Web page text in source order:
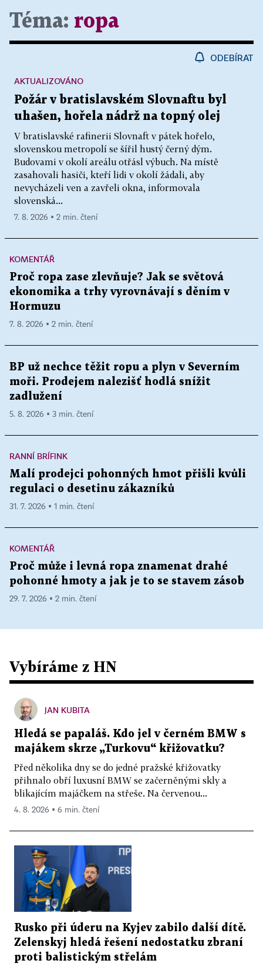
Téma: ropa
ODEBÍRAT
Požár v bratislavském Slovnaftu byl
uhašen, hořela nádrž na topný olej
V bratislavské rafinerii Slovnaft v pátek hořelo,
slovenskou metropolí se šířil hustý černý dým.
Budovami v okolí areálu otřásl výbuch. Na místě
zasahovali hasiči, kteří lidi v okolí žádali, aby
nevycházeli ven a zavřeli okna, informovala
slovenská...
AKTUALIZOVÁNO
7. 8. 2026 ▪ 2 min. čtení
KOMENTÁŘ
Proč ropa zase zlevňuje? Jak se světová
ekonomika a trhy vyrovnávají s děním v
Hormuzu
7. 8. 2026 ▪ 2 min. čtení
BP už nechce těžit ropu a plyn v Severním
moři. Prodejem nalezišť hodlá snížit
zadlužení
5. 8. 2026 ▪ 3 min. čtení
RANNÍ BRÍFINK
Malí prodejci pohonných hmot přišli kvůli
regulaci o desetinu zákazníků
31. 7. 2026 ▪ 1 min. čtení
KOMENTÁŘ
Proč může i levná ropa znamenat drahé
pohonné hmoty a jak je to se stavem zásob
29. 7. 2026 ▪ 2 min. čtení
Vybíráme z HN
JAN KUBITA
Hledá se papaláš. Kdo jel v černém BMW s
majákem skrze „Turkovu“ křižovatku?
Před několika dny se do jedné pražské křižovatky
přihnalo obří luxusní BMW se začerněnými skly a
blikajícím majáčkem na střeše. Na červenou...
4. 8. 2026 ▪ 6 min. čtení
Rusko při úderu na Kyjev zabilo další dítě.
Zelenskyj hledá řešení nedostatku zbraní
proti balistickým střelám